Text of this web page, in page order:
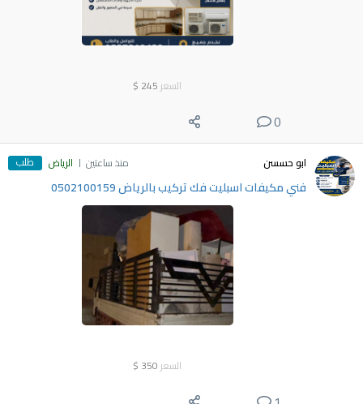
السعر 245
$
0
ابو حسسن منذ ساعتين الرياض طلب
فني مكيفات اسبليت فك تركيب بالرياض 0502100159
السعر 350
$